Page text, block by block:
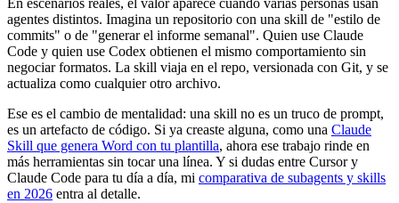
En escenarios reales, el valor aparece cuando varias personas usan
agentes distintos. Imagina un repositorio con una skill de "estilo de
commits" o de "generar el informe semanal". Quien use Claude
Code y quien use Codex obtienen el mismo comportamiento sin
negociar formatos. La skill viaja en el repo, versionada con Git, y se
actualiza como cualquier otro archivo.
Ese es el cambio de mentalidad: una skill no es un truco de prompt,
es un artefacto de código. Si ya creaste alguna, como una Claude
Skill que genera Word con tu plantilla, ahora ese trabajo rinde en
más herramientas sin tocar una línea. Y si dudas entre Cursor y
Claude Code para tu día a día, mi comparativa de subagents y skills
en 2026 entra al detalle.